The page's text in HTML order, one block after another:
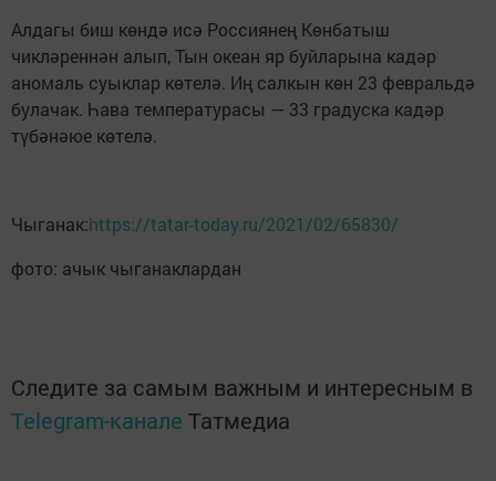
Алдагы биш көндә исә Россиянең Көнбатыш
чикләреннән алып, Тын океан яр буйларына кадәр
аномаль суыклар көтелә. Иң салкын көн 23 февральдә
булачак. Һава температурасы — 33 градуска кадәр
түбәнәюе көтелә.
Чыганак:https://tatar-today.ru/2021/02/65830/
фото: ачык чыганаклардан
Следите за самым важным и интересным в
Telegram-канале Татмедиа